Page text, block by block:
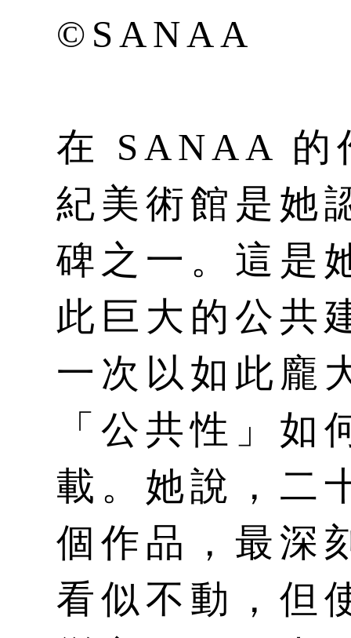
©SANAA
在 SANAA 的
紀美術館是她
碑之一。這是
此巨大的公共
一次以如此龐
「公共性」如
載。她說，二
個作品，最深
看似不動，但